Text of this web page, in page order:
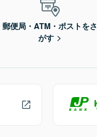
郵便局・ATM・ポストをさ
がす